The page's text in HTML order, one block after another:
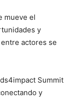
mueve el
y
actores se
Summit
y